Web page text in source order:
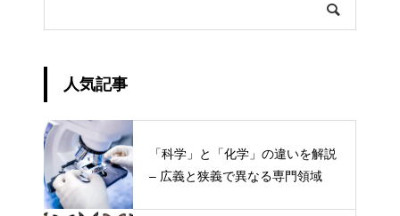
人気記事
「科学」と「化学」の違いを解説
– 広義と狭義で異なる専門領域